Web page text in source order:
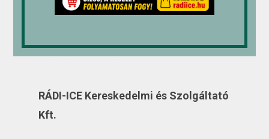
RÁDI-ICE Kereskedelmi és Szolgáltató
Kft.